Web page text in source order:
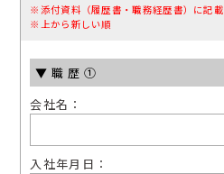
※添付資料（履歴書・職務経歴書）に記載
※上から新しい順
▼職歴①
会社名：
⼊社年⽉⽇：